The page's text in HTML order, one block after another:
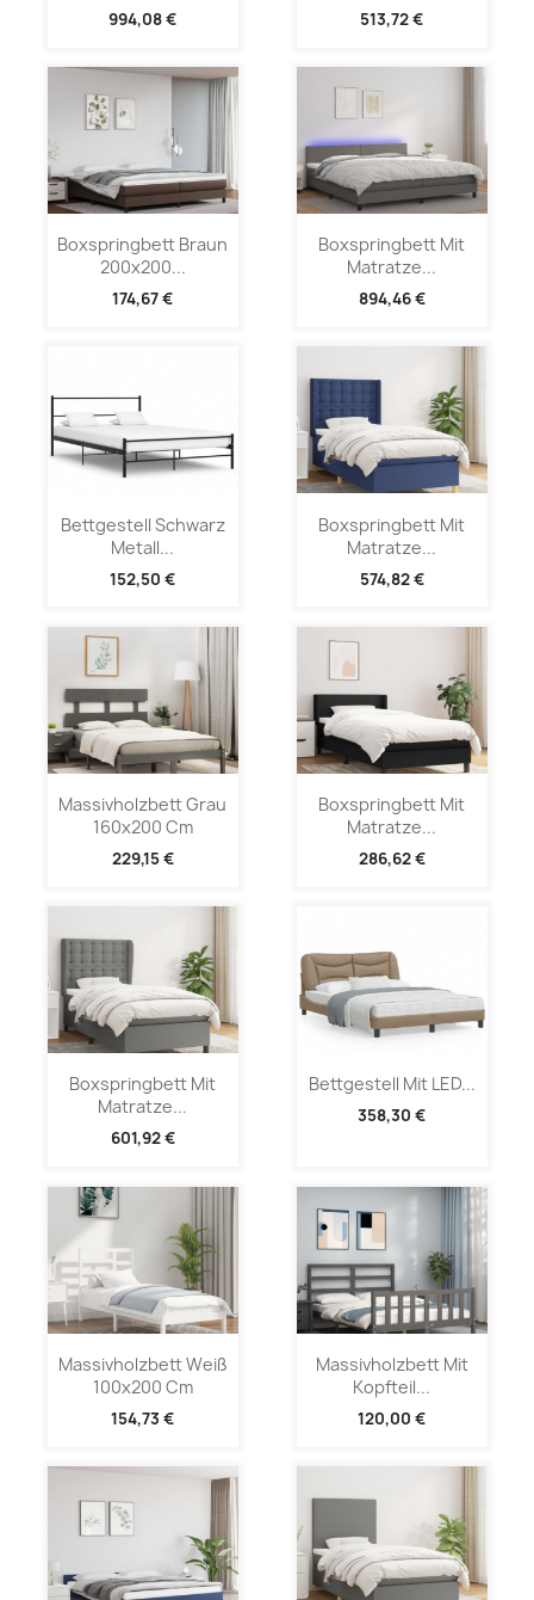
994,08 € 513,72 €
Boxspringbett Braun
200x200...
174,67 €
Boxspringbett Mit
Matratze...
894,46 €
Bettgestell Schwarz
Metall...
152,50 €
Boxspringbett Mit
Matratze...
574,82 €
Massivholzbett Grau
160x200 Cm
229,15 €
Boxspringbett Mit
Matratze...
286,62 €
Boxspringbett Mit
Matratze...
601,92 €
Bettgestell Mit LED...
358,30 €
Massivholzbett Weiß
100x200 Cm
154,73 €
Massivholzbett Mit
Kopfteil...
120,00 €